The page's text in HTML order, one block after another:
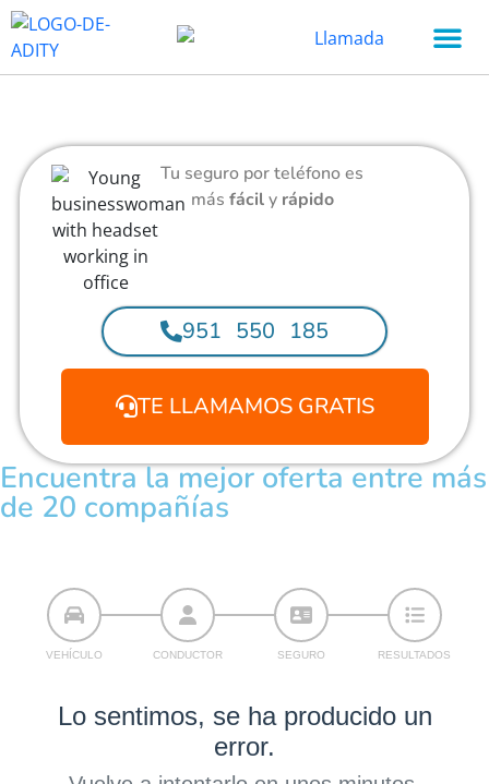
Tu seguro por teléfono es
más fácily rápido
951 550 185
TE LLAMAMOS GRATIS
Encuentra la mejor oferta entre más
de 20 compañías